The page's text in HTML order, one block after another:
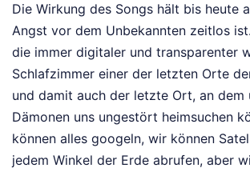
Die Wirkung des Songs hält bis heute
Angst vor dem Unbekannten zeitlos
die immer digitaler und transparenter
Schlafzimmer einer der letzten Orte
und damit auch der letzte Ort, an dem
Dämonen uns ungestört heimsuchen
können alles googeln, wir können
jedem Winkel der Erde abrufen, aber